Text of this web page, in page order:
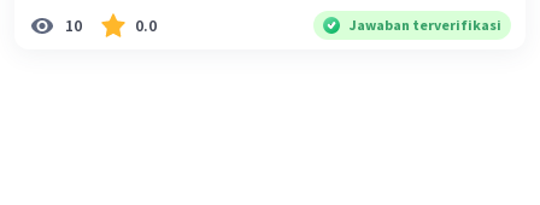
10 0.0 Jawaban terverifikasi